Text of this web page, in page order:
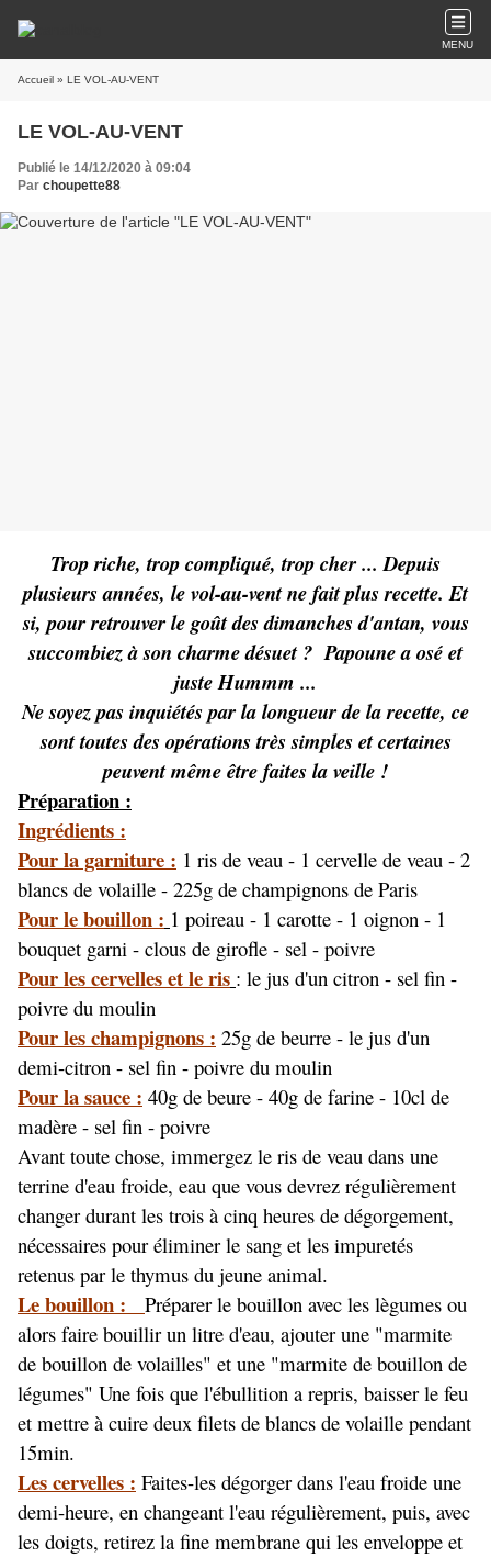
MENU
Accueil » LE VOL-AU-VENT
LE VOL-AU-VENT
Publié le 14/12/2020 à 09:04
Par choupette88
Trop riche, trop compliqué, trop cher ... Depuis
plusieurs années, le vol-au-vent ne fait plus recette. Et
si, pour retrouver le goût des dimanches d'antan, vous
succombiez à son charme désuet ? Papoune a osé et
juste Hummm ...
Ne soyez pas inquiétés par la longueur de la recette, ce
sont toutes des opérations très simples et certaines
peuvent même être faites la veille !
Préparation :
Ingrédients :
Pour la garniture : 1 ris de veau - 1 cervelle de veau - 2
blancs de volaille - 225g de champignons de Paris
Pour le bouillon : 1 poireau - 1 carotte - 1 oignon - 1
bouquet garni - clous de girofle - sel - poivre
Pour les cervelles et le ris : le jus d'un citron - sel fin -
poivre du moulin
Pour les champignons : 25g de beurre - le jus d'un
demi-citron - sel fin - poivre du moulin
Pour la sauce : 40g de beure - 40g de farine - 10cl de
madère - sel fin - poivre
Avant toute chose, immergez le ris de veau dans une
terrine d'eau froide, eau que vous devrez régulièrement
changer durant les trois à cinq heures de dégorgement,
nécessaires pour éliminer le sang et les impuretés
retenus par le thymus du jeune animal.
Le bouillon : Préparer le bouillon avec les lègumes ou
alors faire bouillir un litre d'eau, ajouter une "marmite
de bouillon de volailles" et une "marmite de bouillon de
légumes" Une fois que l'ébullition a repris, baisser le feu
et mettre à cuire deux filets de blancs de volaille pendant
15min.
Les cervelles : Faites-les dégorger dans l'eau froide une
demi-heure, en changeant l'eau régulièrement, puis, avec
les doigts, retirez la fine membrane qui les enveloppe et